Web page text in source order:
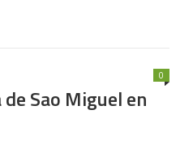
Sao Miguel en
0